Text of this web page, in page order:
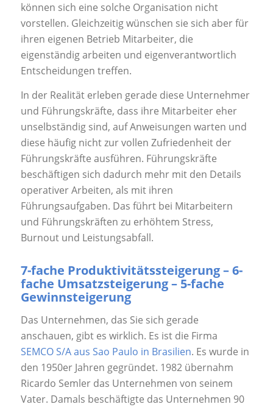
können sich eine solche Organisation nicht
vorstellen. Gleichzeitig wünschen sie sich aber für
ihren eigenen Betrieb Mitarbeiter, die
eigenständig arbeiten und eigenverantwortlich
Entscheidungen treffen.
In der Realität erleben gerade diese Unternehmer
und Führungskräfte, dass ihre Mitarbeiter eher
unselbständig sind, auf Anweisungen warten und
diese häufig nicht zur vollen Zufriedenheit der
Führungskräfte ausführen. Führungskräfte
beschäftigen sich dadurch mehr mit den Details
operativer Arbeiten, als mit ihren
Führungsaufgaben. Das führt bei Mitarbeitern
und Führungskräften zu erhöhtem Stress,
Burnout und Leistungsabfall.
7-fache Produktivitätssteigerung – 6-
fache Umsatzsteigerung – 5-fache
Gewinnsteigerung
Das Unternehmen, das Sie sich gerade
anschauen, gibt es wirklich. Es ist die Firma
SEMCO S/A aus Sao Paulo in Brasilien. Es wurde in
den 1950er Jahren gegründet. 1982 übernahm
Ricardo Semler das Unternehmen von seinem
Vater. Damals beschäftigte das Unternehmen 90